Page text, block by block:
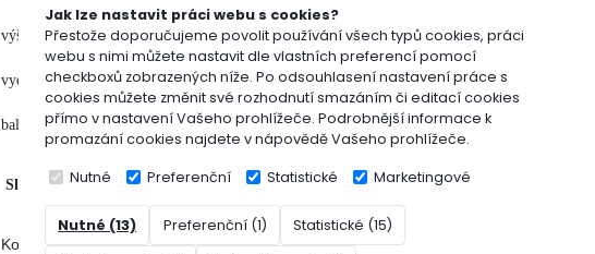
Jak lze nastavit práci webu s cookies?
Přestože doporučujeme povolit používání všech typů cookies, práci
webu s nimi můžete nastavit dle vlastních preferencí pomocí
checkboxů zobrazených níže. Po odsouhlasení nastavení práce s
cookies můžete změnit své rozhodnutí smazáním či editací cookies
přímo v nastavení Vašeho prohlížeče. Podrobnější informace k
promazání cookies najdete v nápovědě Vašeho prohlížeče.
Nutné Preferenční Statistické Marketingové
Nutné (13) Preferenční (1) Statistické (15)
výška seče: 4–8 cm
vydatnost 25 kg: cca 625–833 m²
balení: 25 kg
Složení směsi:
Kostřava červená (Maxima 1) – 15 %